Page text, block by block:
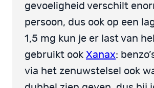
gevoeligheid verschilt
persoon, dus ook op een
1,5 mg kun je er last van
gebruikt ook Xanax:
via het zenuwstelsel ook